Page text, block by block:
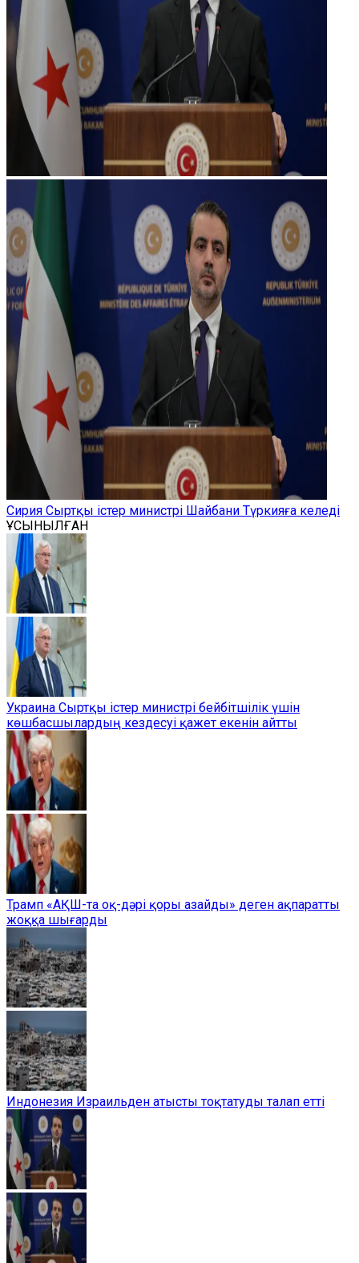
Сирия Сыртқы істер министрі Шайбани Түркияға келеді
ҰСЫНЫЛҒАН
Украина Сыртқы істер министрі бейбітшілік үшін
көшбасшылардың кездесуі қажет екенін айтты
Трамп «АҚШ-та оқ-дәрі қоры азайды» деген ақпаратты
жоққа шығарды
Индонезия Израильден атысты тоқтатуды талап етті